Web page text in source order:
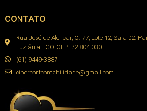
CONTATO
Rua José de Alencar, Q. 77, Lote 12, Sala 02.
Luziânia - GO. CEP: 72.804-030
(61) 9449-3887
cibercontcontabilidade@gmail.com